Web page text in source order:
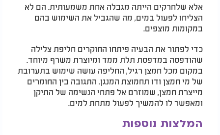
אלא שלחרקים הייתה מגבלה אחת משמעותית. הם לא
הצליחו לפעול במים, מה שהגביל את השימוש בהם
במקומות מוצפים.
כדי לפתור את הבעיה פיתחו החוקרים חליפת צלילה
שהודפסה במדפסת תלת ממד ומיוצרת משרף מיוחד.
במקום מכל חמצן רגיל, החליפה עושה שימוש בתערובת
של מי חמצן ודו תחמוצת המנגן. התגובה בין החומרים
מייצרת חמצן, שמוזרם אל פתחי הנשימה של התיקן
ומאפשר לו להמשיך לפעול מתחת למים.
המלצות נוספות